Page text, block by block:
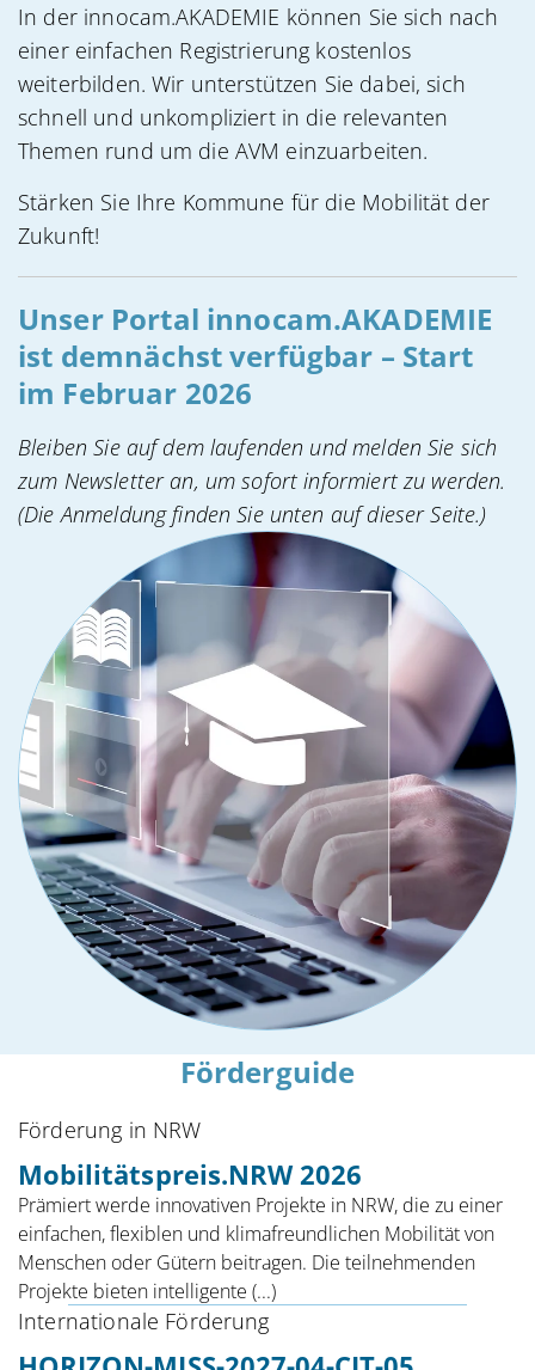
In der innocam.AKADEMIE können Sie sich nach
einer einfachen Registrierung kostenlos
weiterbilden. Wir unterstützen Sie dabei, sich
schnell und unkompliziert in die relevanten
Themen rund um die AVM einzuarbeiten.
Stärken Sie Ihre Kommune für die Mobilität der
Zukunft!
Unser Portal innocam.AKADEMIE
ist demnächst verfügbar – Start
im Februar 2026
Bleiben Sie auf dem laufenden und melden Sie sich
zum Newsletter an, um sofort informiert zu werden.
(Die Anmeldung finden Sie unten auf dieser Seite.)
Förderguide
Mobilitätspreis.NRW 2026
Förderung in NRW
Prämiert werde innovativen Projekte in NRW, die zu einer
einfachen, flexiblen und klimafreundlichen Mobilität von
Menschen oder Gütern beitragen. Die teilnehmenden
Projekte bieten intelligente (...)
Internationale Förderung